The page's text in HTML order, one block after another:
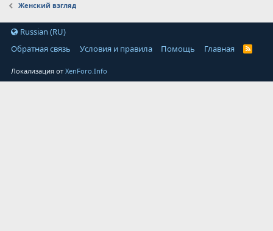
Женский взгляд
Russian (RU)
Обратная связь
Условия и правила Помощь Главная
Локализация отXenForo.Info